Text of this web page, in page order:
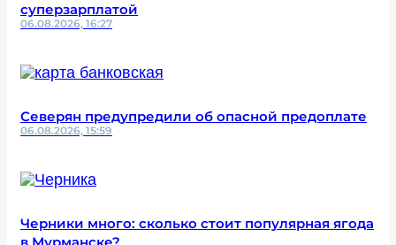
суперзарплатой
06.08.2026, 16:27
Северян предупредили об опасной предоплате
06.08.2026, 15:59
Черники много: сколько стоит популярная ягода